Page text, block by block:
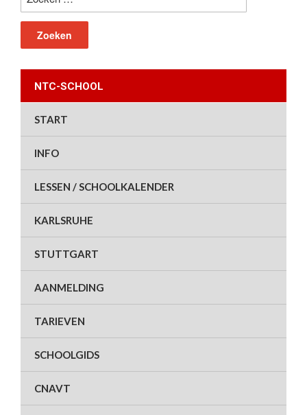
NTC-SCHOOL
START
INFO
LESSEN / SCHOOLKALENDER
KARLSRUHE
STUTTGART
AANMELDING
TARIEVEN
SCHOOLGIDS
CNAVT